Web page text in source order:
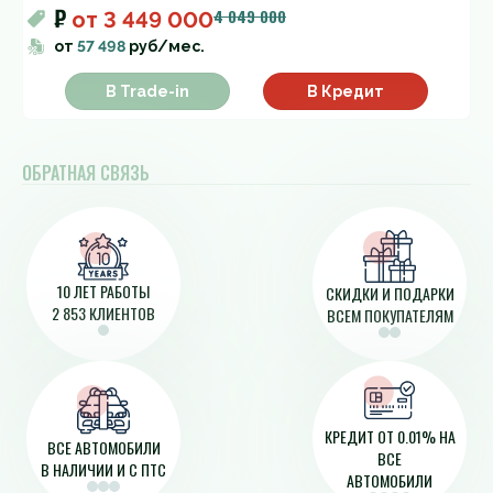
₽ от 3 449 0004 049 000
от 57 498 руб/мес.
В Trade-in В Кредит
ОБРАТНАЯ СВЯЗЬ
10 ЛЕТ РАБОТЫ
2 853 КЛИЕНТОВ
СКИДКИ И ПОДАРКИ
ВСЕМ ПОКУПАТЕЛЯМ
ВСЕ АВТОМОБИЛИ
В НАЛИЧИИ И С ПТС
КРЕДИТ ОТ 0.01% НА
ВСЕ
АВТОМОБИЛИ